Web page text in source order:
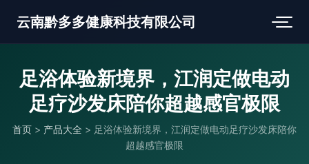
云南黔多多健康科技有限公司
足浴体验新境界，江润定做电动
足疗沙发床陪你超越感官极限
首页 > 产品大全 > 足浴体验新境界，江润定做电动足疗沙发床陪你
超越感官极限